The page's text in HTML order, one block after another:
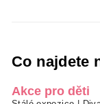
Co najdete
Akce pro děti